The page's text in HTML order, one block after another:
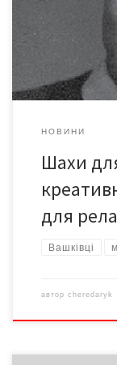
навчальний
працює педагог-
знаннями – і
НОВИНИ
Шахи
для
Вашківці
автор cheredaryk